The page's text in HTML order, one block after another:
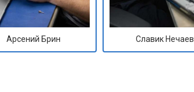
Арсений Брин Славик Нечаев